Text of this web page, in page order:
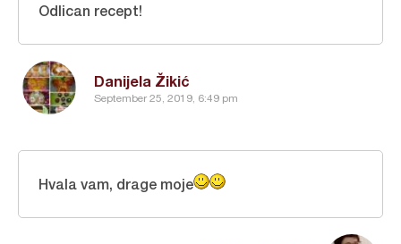
Danijela Žikić
September 25, 2019, 6:49 pm
Odlican recept!
Hvala vam, drage moje